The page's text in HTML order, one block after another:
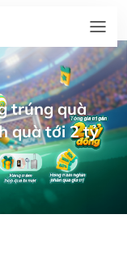
trúng quà
quà tới 2 tỷ